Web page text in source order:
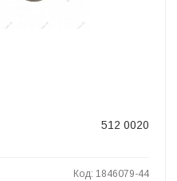
512 0020
Код: 1846079-44